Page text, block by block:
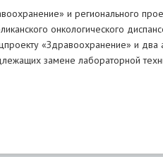
и регионального
онкологического
«Здравоохранение» и два
замене лабораторной